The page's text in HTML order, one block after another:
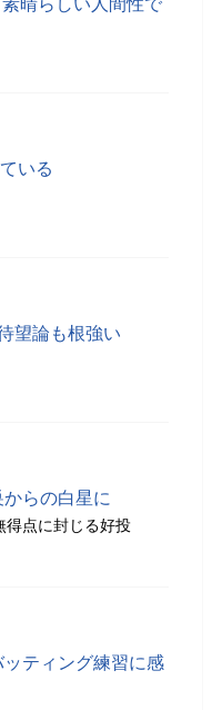
晴らしい人間性で
いる
望論も根強い
らの白星に
得点に封じる好投
ティング練習に感